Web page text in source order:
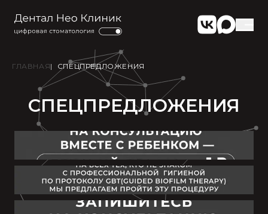
VK Группа
ГЛАВНАЯ| СПЕЦПРЕДЛОЖЕНИЯ
СПЕЦПРЕДЛОЖЕНИЯ